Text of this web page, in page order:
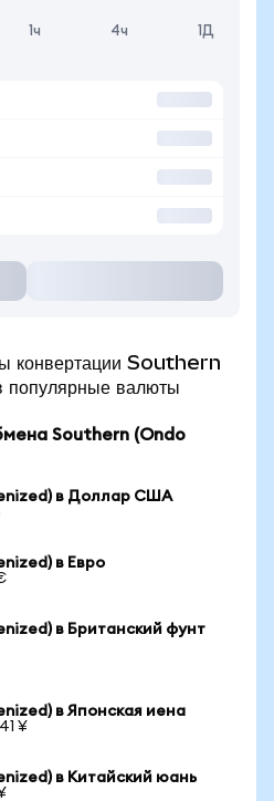
1ч 4ч 1Д
конвертации Southern
валюты
Southern (Ondo
в Доллар США
в Евро
в Британский фунт
в Японская иена
¥
в Китайский юань